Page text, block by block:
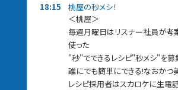
18:15
桃屋の秒メシ！
＜桃屋＞
毎週月曜日はリスナー社員が
使った
"秒"でできるレシピ"秒メシ"を募
誰にでも簡単にできる!なおかつ
レシピ採用者はスカロケに生電